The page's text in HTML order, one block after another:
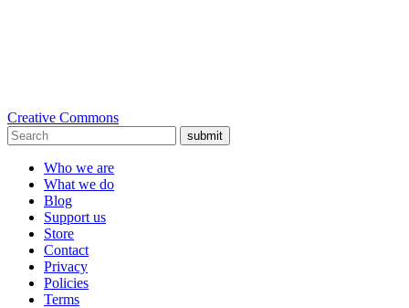
Creative Commons
submit
Who we are
What we do
Blog
Support us
Store
Contact
Privacy
Policies
Terms